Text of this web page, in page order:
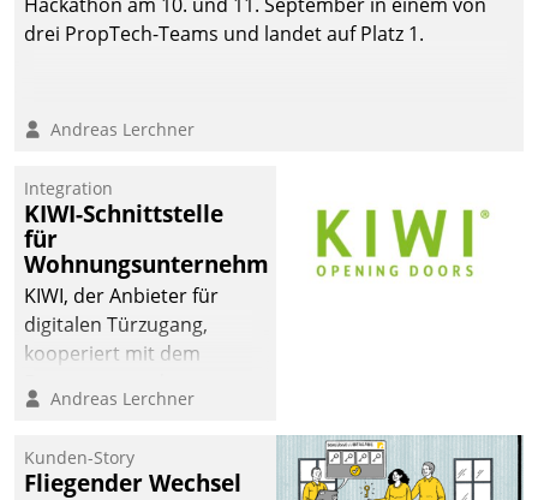
drei PropTech-Teams und landet auf Platz 1.
Andreas Lerchner
Integration
KIWI-Schnittstelle
für
Wohnungsunternehmen
KIWI, der Anbieter für
digitalen Türzugang,
kooperiert mit dem
Softwareentwicklungshaus
Andreas Lerchner
Kunden-Story
Fliegender Wechsel